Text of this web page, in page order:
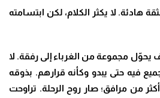
هادئة. لا يكثر الكلام، لكن ابتسامته
يحوّل مجموعة من الغرباء إلى رفقة. لا
فيه حتى يبدو وكأنه قرارهم. بذوقه
من مرافق؛ صار روح الرحلة. تراوحت